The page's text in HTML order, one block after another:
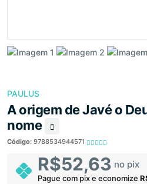
PAULUS
A origem de Javé o
nome
Código: 9788534944571
R$52,63 no pix
Pague com pix e economize